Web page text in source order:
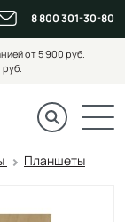
8 800 301-30-80
от 5 900 руб.
Планшеты